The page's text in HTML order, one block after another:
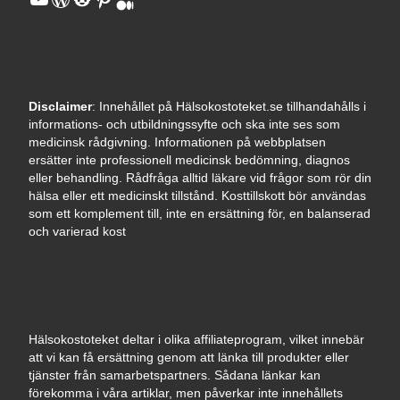
Disclaimer: Innehållet på Hälsokostoteket.se tillhandahålls i
informations- och utbildningssyfte och ska inte ses som
medicinsk rådgivning. Informationen på webbplatsen
ersätter inte professionell medicinsk bedömning, diagnos
eller behandling. Rådfråga alltid läkare vid frågor som rör din
hälsa eller ett medicinskt tillstånd. Kosttillskott bör användas
som ett komplement till, inte en ersättning för, en balanserad
och varierad kost
Hälsokostoteket deltar i olika affiliateprogram, vilket innebär
att vi kan få ersättning genom att länka till produkter eller
tjänster från samarbetspartners. Sådana länkar kan
förekomma i våra artiklar, men påverkar inte innehållets